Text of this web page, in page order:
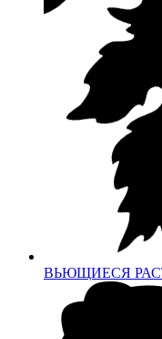
ВЬЮЩИЕСЯ